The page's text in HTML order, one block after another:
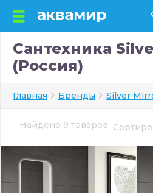
Сантехника
(Россия)
Главная Бренды Silver
Найдено 9 товаров